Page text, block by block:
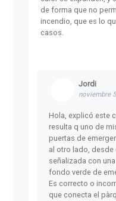
de forma que no
incendio, que es lo
casos.
Jordi
noviembre
Hola, explicó este
resulta q uno de
puertas de
al otro lado, desde
señalizada con
fondo verde de
Es correcto o
que conecta el